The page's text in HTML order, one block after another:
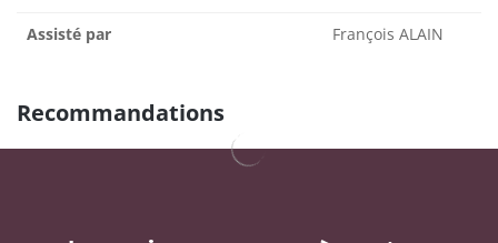
Assisté par François ALAIN
Recommandations